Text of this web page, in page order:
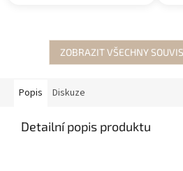
ZOBRAZIT VŠECHNY
Popis Diskuze
Detailní popis produktu